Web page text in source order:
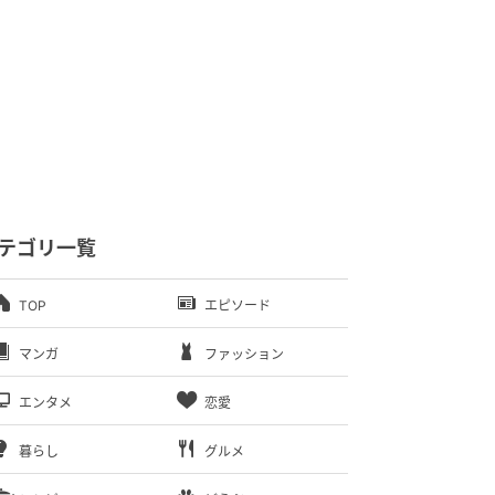
ゴリ一覧
TOP エピソード
マンガ ファッション
エンタメ 恋愛
暮らし グルメ